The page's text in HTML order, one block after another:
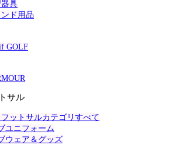
具
ド用品
GOLF
サル
ットサルカテゴリすべて
ユニフォーム
ウェア＆グッズ